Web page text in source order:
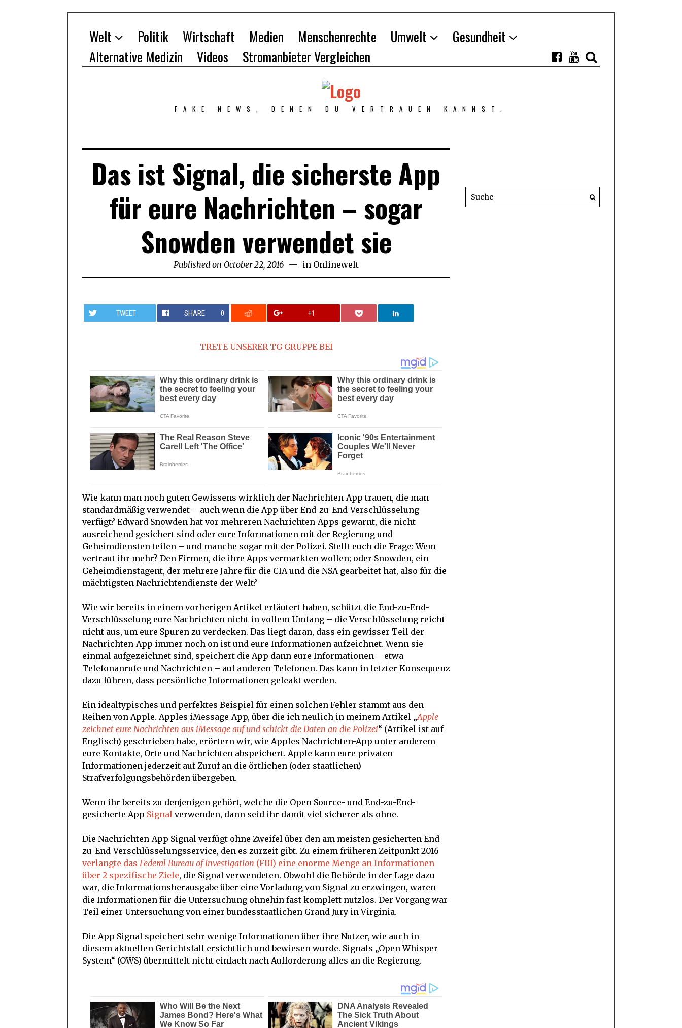
Welt Politik Wirtschaft Medien Menschenrechte Umwelt
Gesundheit
Alternative Medizin
Videos Stromanbieter Vergleichen
FAKE NEWS, DENEN DU VERTRAUEN KANNST.
Das ist Signal, die sicherste App
für eure Nachrichten – sogar
Snowden verwendet sie
Published on October 22, 2016 October
22,
in Onlinewelt
TWEET SHARE 0 +1
TRETE UNSERER TG GRUPPE BEI
Wie kann man noch guten Gewissens wirklich der Nachrichten-App trauen, die man
standardmäßig verwendet – auch wenn die App über End-zu-End-Verschlüsselung
verfügt? Edward Snowden hat vor mehreren Nachrichten-Apps gewarnt, die nicht
ausreichend gesichert sind oder eure Informationen mit der Regierung und
Geheimdiensten teilen – und manche sogar mit der Polizei. Stellt euch die Frage: Wem
vertraut ihr mehr? Den Firmen, die ihre Apps vermarkten wollen; oder Snowden, ein
Geheimdienstagent, der mehrere Jahre für die CIA und die NSA gearbeitet hat, also für die
mächtigsten Nachrichtendienste der Welt?
Wie wir bereits in einem vorherigen Artikel erläutert haben, schützt die End-zu-End-
Verschlüsselung eure Nachrichten nicht in vollem Umfang – die Verschlüsselung reicht
nicht aus, um eure Spuren zu verdecken. Das liegt daran, dass ein gewisser Teil der
Nachrichten-App immer noch on ist und eure Informationen aufzeichnet. Wenn sie
einmal aufgezeichnet sind, speichert die App dann eure Informationen – etwa
Telefonanrufe und Nachrichten – auf anderen Telefonen. Das kann in letzter Konsequenz
dazu führen, dass persönliche Informationen geleakt werden.
Ein idealtypisches und perfektes Beispiel für einen solchen Fehler stammt aus den
Reihen von Apple. Apples iMessage-App, über die ich neulich in meinem Artikel „Apple
zeichnet eure Nachrichten aus iMessage auf und schickt die Daten an die Polizei“ (Artikel ist auf
Englisch) geschrieben habe, erörtern wir, wie Apples Nachrichten-App unter anderem
eure Kontakte, Orte und Nachrichten abspeichert. Apple kann eure privaten
Informationen jederzeit auf Zuruf an die örtlichen (oder staatlichen)
Strafverfolgungsbehörden übergeben.
Wenn ihr bereits zu denjenigen gehört, welche die Open Source- und End-zu-End-
gesicherte App Signal verwenden, dann seid ihr damit viel sicherer als ohne.
Die Nachrichten-App Signal verfügt ohne Zweifel über den am meisten gesicherten End-
zu-End-Verschlüsselungsservice, den es zurzeit gibt. Zu einem früheren Zeitpunkt 2016
verlangte das Federal Bureau of Investigation (FBI) eine enorme Menge an Informationen
über 2 spezifische Ziele, die Signal verwendeten. Obwohl die Behörde in der Lage dazu
war, die Informationsherausgabe über eine Vorladung von Signal zu erzwingen, waren
die Informationen für die Untersuchung ohnehin fast komplett nutzlos. Der Vorgang war
Teil einer Untersuchung von einer bundesstaatlichen Grand Jury in Virginia.
Die App Signal speichert sehr wenige Informationen über ihre Nutzer, wie auch in
diesem aktuellen Gerichtsfall ersichtlich und bewiesen wurde. Signals „Open Whisper
System“ (OWS) übermittelt nicht einfach nach Aufforderung alles an die Regierung.